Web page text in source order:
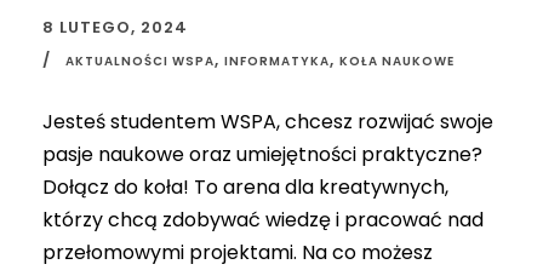
8 LUTEGO, 2024
AKTUALNOŚCI WSPA, INFORMATYKA, KOŁA NAUKOWE
Jesteś studentem WSPA, chcesz rozwijać swoje
pasje naukowe oraz umiejętności praktyczne?
Dołącz do koła! To arena dla kreatywnych,
którzy chcą zdobywać wiedzę i pracować nad
przełomowymi projektami. Na co możesz